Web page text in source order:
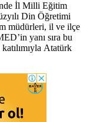
İl Milli Eğitim
Din Öğretimi
müdürleri, il ve ilçe
yanı sıra bu
Atatürk